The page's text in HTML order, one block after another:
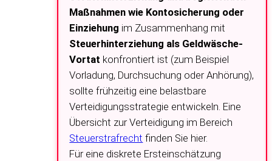
Maßnahmen wie Kontosicherung oder
Einziehung im Zusammenhang mit
Steuerhinterziehung als Geldwäsche-
Vortat konfrontiert ist (zum Beispiel
Vorladung, Durchsuchung oder Anhörung),
sollte frühzeitig eine belastbare
Verteidigungsstrategie entwickeln. Eine
Übersicht zur Verteidigung im Bereich
Steuerstrafrecht finden Sie hier.
Für eine diskrete Ersteinschätzung